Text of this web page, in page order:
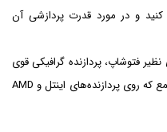
و در مورد قدرت پردازشی آن
فتوشاپ، پردازنده گرافیکی قوی
نیاز نیست و در واقع پردازنده گرافیکی مجتمع که روی پردازنده‌های اینتل و AMD